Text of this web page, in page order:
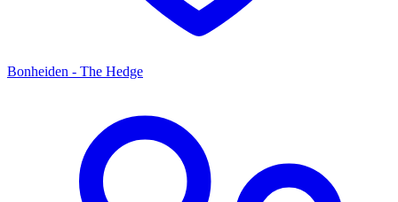
Bonheiden - The Hedge